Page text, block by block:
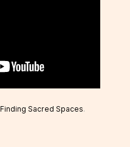
Finding Sacred Spaces.